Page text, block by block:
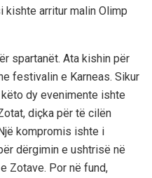
kishte arritur malin Olimp
spartanët. Ata kishin për
festivalin e Karneas. Sikur
dy evenimente ishte
diçka për të cilën
kompromis ishte i
dërgimin e ushtrisë në
Zotave. Por në fund,